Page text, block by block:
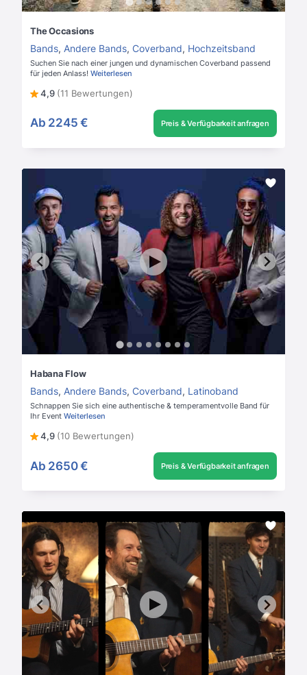
The Occasions
Bands, Andere Bands, Coverband, Hochzeitsband
Suchen Sie nach einer jungen und dynamischen Coverband passend
für jeden Anlass! Weiterlesen
4,9 (11 Bewertungen)
Ab 2245 € Preis & Verfügbarkeit anfragen
Habana Flow
Bands, Andere Bands, Coverband, Latinoband
Schnappen Sie sich eine authentische & temperamentvolle Band für
Ihr Event Weiterlesen
4,9 (10 Bewertungen)
Ab 2650 € Preis & Verfügbarkeit anfragen